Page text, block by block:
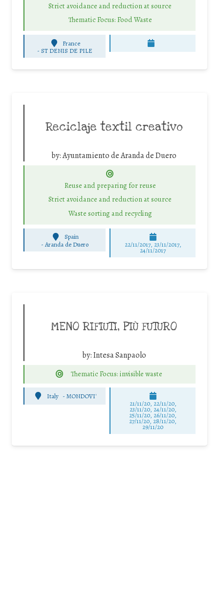
Strict avoidance and reduction at source
Thematic Focus: Food Waste
France
-ST DENIS DE PILE
Reciclaje textil creativo
by:Ayuntamiento de Aranda de Duero
Reuse and preparing for reuse
Strict avoidance and reduction at source
Waste sorting and recycling
Spain
-Aranda de Duero 22/11/2017, 23/11/2017,
24/11/2017
MENO RIFIUTI, PIÙ FUTURO
by:Intesa Sanpaolo
Thematic Focus: invisible waste
Italy - MONDOVI'
21/11/20, 22/11/20,
23/11/20, 24/11/20,
25/11/20, 26/11/20,
27/11/20, 28/11/20,
29/11/20